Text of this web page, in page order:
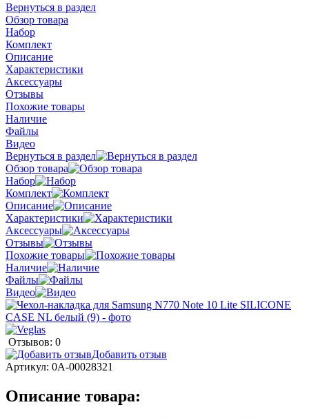
Вернуться в раздел
Обзор товара
Набор
Комплект
Описание
Характеристики
Аксессуары
Отзывы
Похожие товары
Наличие
Файлы
Видео
Вернуться в раздел
Обзор товара
Набор
Комплект
Описание
Характеристики
Аксессуары
Отзывы
Похожие товары
Наличие
Файлы
Видео
Отзывов: 0
Добавить отзыв
Артикул: 0А-00028321
Описание товара: